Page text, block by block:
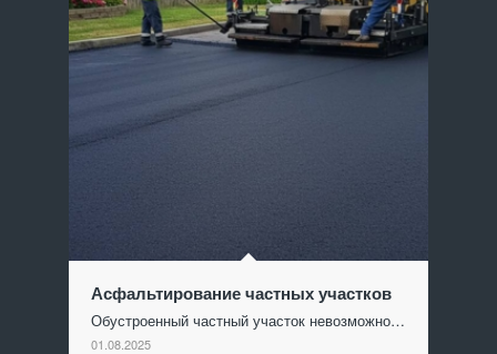
Асфальтирование частных участков
Обустроенный частный участок невозможно…
01.08.2025